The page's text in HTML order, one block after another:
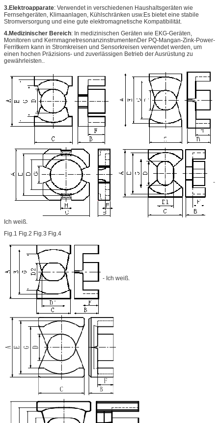
3.Elektroapparate: Verwendet in verschiedenen Haushaltsgeräten wie
Fernsehgeräten, Klimaanlagen, Kühlschränken usw.Es bietet eine stabile
Stromversorgung und eine gute elektromagnetische Kompatibilität.
4.Medizinischer Bereich: In medizinischen Geräten wie EKG-Geräten,
Monitoren und KernmagnetresonanzinstrumentenDer PQ-Mangan-Zink-Power-
Ferritkern kann in Stromkreisen und Sensorkreisen verwendet werden, um
einen hochen Präzisions- und zuverlässigen Betrieb der Ausrüstung zu
gewährleisten..
-
Ich weiß.
Fig.1 Fig.2 Fig.3 Fig.4
- Ich weiß.